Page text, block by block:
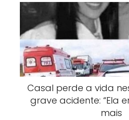
Casal perde a vida
grave acidente: “Ela
mais